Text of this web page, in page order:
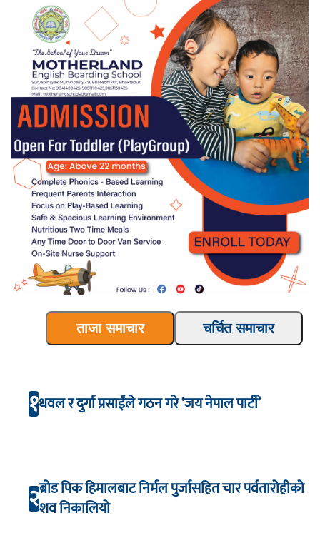
ताजा समाचार चर्चित समाचार
१धवल र दुर्गा प्रसाईंले गठन गरे ‘जय नेपाल पार्टी’
२ब्रोड पिक हिमालबाट निर्मल पुर्जासहित चार पर्वतारोहीको
शव निकालियो